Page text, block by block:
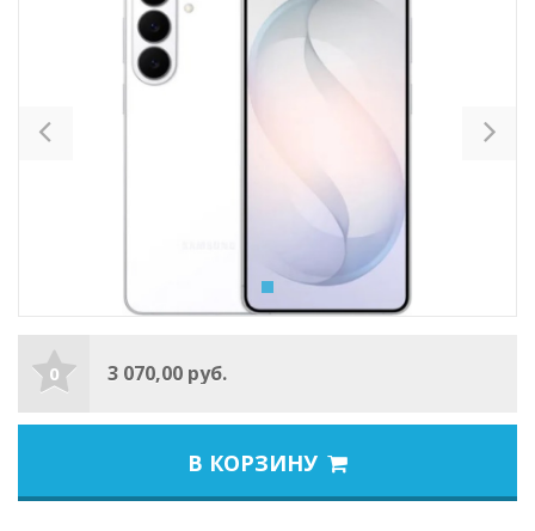
Previous
0 3 070,00 руб.
В КОРЗИНУ